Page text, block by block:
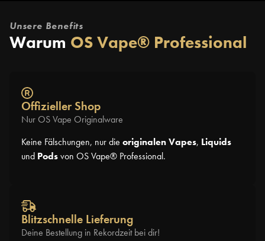
Unsere Benefits
Warum OS Vape® Professional
Offizieller Shop
Nur OS Vape Originalware
Keine Fälschungen, nur die originalen Vapes, Liquids
und Podsvon OS Vape® Professional.
Blitzschnelle Lieferung
Deine Bestellung in Rekordzeit bei dir!